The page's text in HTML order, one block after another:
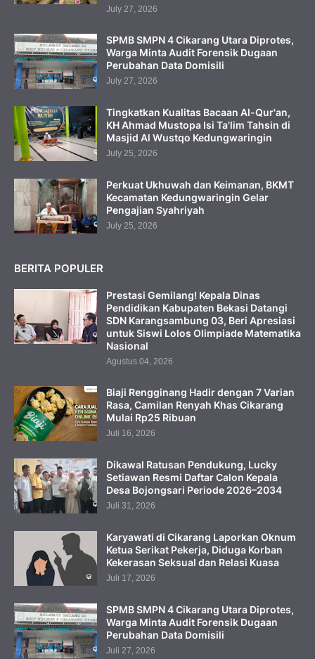
July 27, 2026
SPMB SMPN 4 Cikarang Utara Diprotes,
Warga Minta Audit Forensik Dugaan
Perubahan Data Domisili
July 27, 2026
Tingkatkan Kualitas Bacaan Al-Qur'an,
KH Ahmad Mustopa Isi Ta'lim Tahsin di
Masjid Al Wustqo Kedungwaringin
July 25, 2026
Perkuat Ukhuwah dan Keimanan, BKMT
Kecamatan Kedungwaringin Gelar
Pengajian Syahriyah
July 25, 2026
BERITA POPULER
Prestasi Gemilang! Kepala Dinas
Pendidikan Kabupaten Bekasi Datangi
SDN Karangsambung 03, Beri Apresiasi
untuk Siswi Lolos Olimpiade Matematika
Nasional
Agustus 04, 2026
Biaji Rengginang Hadir dengan 7 Varian
Rasa, Camilan Renyah Khas Cikarang
Mulai Rp25 Ribuan
Juli 16, 2026
Dikawal Ratusan Pendukung, Lucky
Setiawan Resmi Daftar Calon Kepala
Desa Bojongsari Periode 2026–2034
Juli 31, 2026
Karyawati di Cikarang Laporkan Oknum
Ketua Serikat Pekerja, Diduga Korban
Kekerasan Seksual dan Relasi Kuasa
Juli 17, 2026
SPMB SMPN 4 Cikarang Utara Diprotes,
Warga Minta Audit Forensik Dugaan
Perubahan Data Domisili
Juli 27, 2026